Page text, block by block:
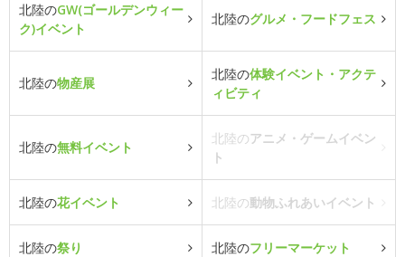
北陸のGW(ゴールデンウィー
ク)イベント
北陸のグルメ・フードフェス
北陸の物産展
北陸の体験イベント・アクテ
ィビティ
北陸の無料イベント
北陸のアニメ・ゲームイベン
ト
北陸の花イベント 北陸の動物ふれあいイベント
北陸の祭り 北陸のフリーマーケット